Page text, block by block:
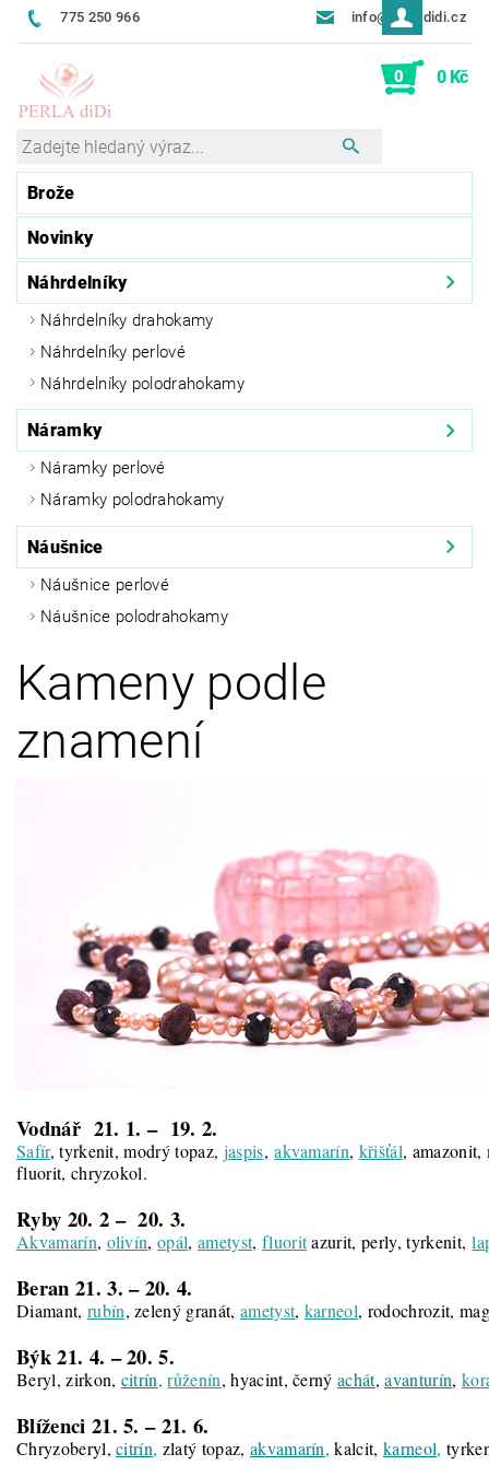
775 250 966 info@perladidi.cz
0 0 Kč
Brože
Náhrdelníky
Náhrdelníky drahokamy
Náhrdelníky perlové
Náhrdelníky polodrahokamy
Náramky
Náramky perlové
Náramky polodrahokamy
Náušnice
Náušnice perlové
Náušnice polodrahokamy
Novinky
Kameny podle
znamení
Vodnář 21. 1. – 19. 2.
Safír, tyrkenit, modrý topaz, jaspis,akvamarín, křišťál,
fluorit, chryzokol.
Ryby 20. 2 – 20. 3.
Akvamarín, olivín,opál,ametyst, fluoritazurit, perly, tyrkenit,
Beran 21. 3. – 20. 4.
Diamant, rubín, zelený granát, ametyst, karneol, rodochrozit,
Býk 21. 4. – 20. 5.
Beryl, zirkon, citrín, růženín, hyacint, černý achát, avanturín,
Blíženci 21. 5. – 21. 6.
Chryzoberyl,citrín, zlatý topaz, akvamarín, kalcit,karneol,